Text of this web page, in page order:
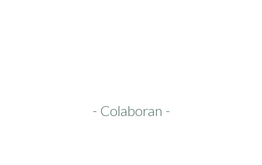
- Colaboran -